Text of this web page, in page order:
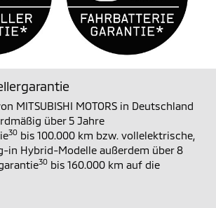
MITSUBISHI MOTORS in Deutschland
über 5 Jahre
30 bis 100.000 km bzw. vollelektrische,
in Hybrid-Modelle außerdem über 8
30 bis 160.000 km auf die